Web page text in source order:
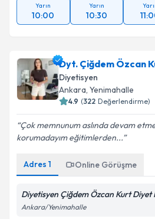
Yarın
10:00
Yarın
10:30
Dyt. Çiğdem Özcan
Diyetisyen
Ankara Yenimahalle
4.9 (322 Değerlendirme)
Çok memnunum aslında devam
korumadayım eğitimlerden...
Adres 1 Online Görüşme
Diyetisyen Çiğdem Özcan Kurt Diyet
Ankara/Yenimahalle